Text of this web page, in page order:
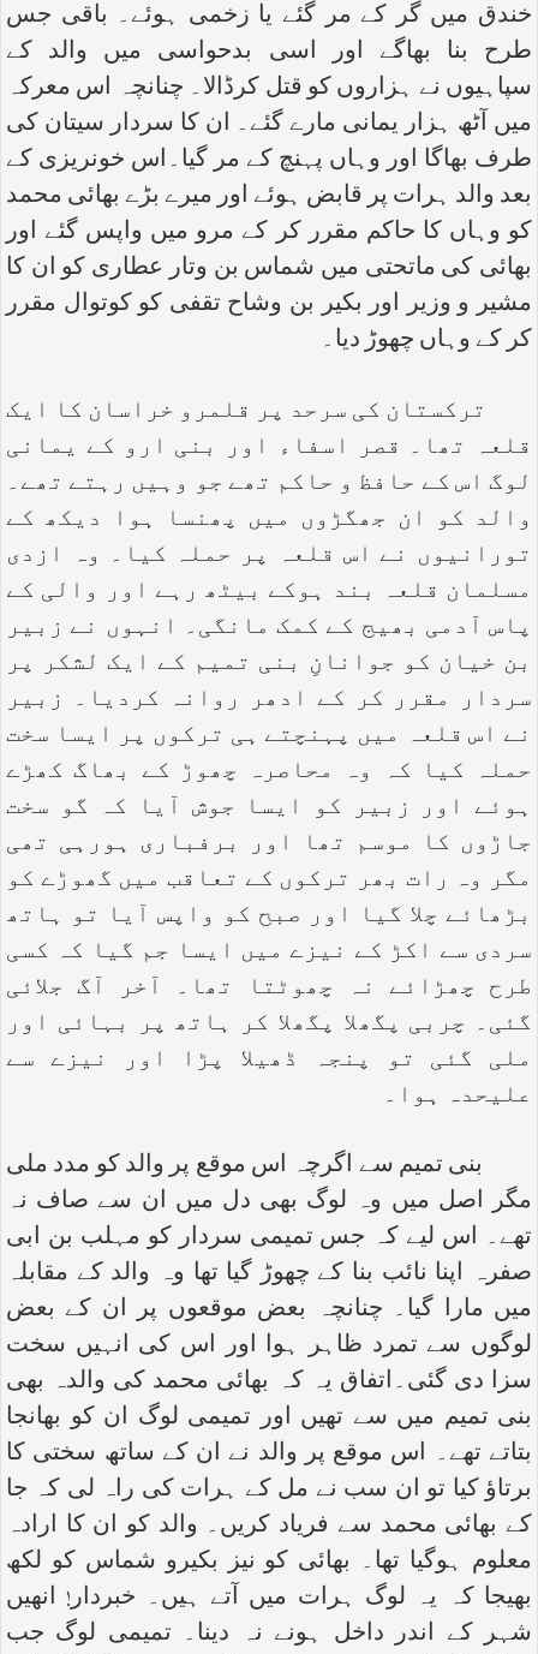
خندق میں گر کے مر گئے یا زخمی ہوئے۔ باقی جس
طرح بنا بھاگے اور اسی بدحواسی میں والد کے
سپاہیوں نے ہزاروں کو قتل کرڈالا۔ چنانچہ اس معرکہ
میں آٹھ ہزار یمانی مارے گئے۔ ان کا سردار سیتان کی
طرف بھاگا اور وہاں پہنچ کے مر گیا۔اس خونریزی کے
بعد والد ہرات پر قابض ہوئے اور میرے بڑے بھائی محمد
کو وہاں کا حاکم مقرر کر کے مرو میں واپس گئے اور
بھائی کی ماتحتی میں شماس بن وتار عطاری کو ان کا
مشیر و وزیر اور بکیر بن وشاح تقفی کو کوتوال مقرر
کر کے وہاں چھوڑ دیا۔
ترکستان کی سرحد پر قلمرو خراسان کا ایک
قلعہ تھا۔ قصر اسفاء اور بنی ارو کے یمانی
لوگ اس کے حافظ و حاکم تھے جو وہیں رہتے تھے۔
والد کو ان جھگڑوں میں پھنسا ہوا دیکھ کے
تورانیوں نے اس قلعہ پر حملہ کیا۔ وہ ازدی
مسلمان قلعہ بند ہوکے بیٹھ رہے اور والی کے
پاس آدمی بھیج کے کمک مانگی۔ انہوں نے زبیر
بن خیان کو جوانانِ بنی تمیم کے ایک لشکر پر
سردار مقرر کر کے ادھر روانہ کردیا۔ زبیر
نے اس قلعہ میں پہنچتے ہی ترکوں پر ایسا سخت
حملہ کیا کہ وہ محاصرہ چھوڑ کے بھاگ کھڑے
ہوئے اور زبیر کو ایسا جوش آیا کہ گو سخت
جاڑوں کا موسم تھا اور برفباری ہورہی تھی
مگر وہ رات بھر ترکوں کے تعاقب میں گھوڑے کو
بڑھائے چلا گیا اور صبح کو واپس آیا تو ہاتھ
سردی سے اکڑ کے نیزے میں ایسا جم گیا کہ کسی
طرح چھڑائے نہ چھوٹتا تھا۔ آخر آگ جلائی
گئی۔ چربی پگھلا پگھلا کر ہاتھ پر بہائی اور
ملی گئی تو پنجہ ڈھیلا پڑا اور نیزے سے
علیحدہ ہوا۔
بنی تمیم سے اگرچہ اس موقع پر والد کو مدد ملی
مگر اصل میں وہ لوگ بھی دل میں ان سے صاف نہ
تھے۔ اس لیے کہ جس تمیمی سردار کو مہلب بن ابی
صفرہ اپنا نائب بنا کے چھوڑ گیا تھا وہ والد کے مقابلہ
میں مارا گیا۔ چنانچہ بعض موقعوں پر ان کے بعض
لوگوں سے تمرد ظاہر ہوا اور اس کی انہیں سخت
سزا دی گئی۔اتفاق یہ کہ بھائی محمد کی والدہ بھی
بنی تمیم میں سے تھیں اور تمیمی لوگ ان کو بھانجا
بتاتے تھے۔ اس موقع پر والد نے ان کے ساتھ سختی کا
برتاؤ کیا تو ان سب نے مل کے ہرات کی راہ لی کہ جا
کے بھائی محمد سے فریاد کریں۔ والد کو ان کا ارادہ
معلوم ہوگیا تھا۔ بھائی کو نیز بکیرو شماس کو لکھ
بھیجا کہ یہ لوگ ہرات میں آتے ہیں۔ خبردار! انھیں
شہر کے اندر داخل ہونے نہ دینا۔ تمیمی لوگ جب